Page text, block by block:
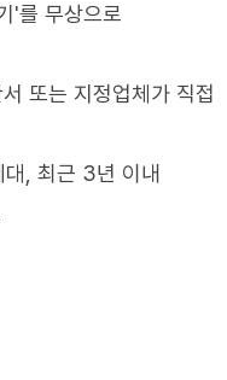
'를 무상으로
또는 지정업체가 직접
, 최근 3년 이내